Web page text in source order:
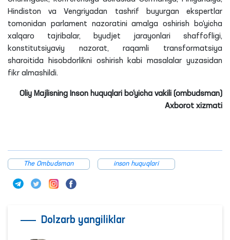
Hindiston va Vengriyadan tashrif buyurgan ekspertlar
tomonidan parlament nazoratini amalga oshirish bo‘yicha
xalqaro tajribalar, byudjet jarayonlari shaffofligi,
konstitutsiyaviy nazorat, raqamli transformatsiya
sharoitida hisobdorlikni oshirish kabi masalalar yuzasidan
fikr almashildi.
Oliy Majlisning Inson huquqlari bo‘yicha vakili (ombudsman)
Axborot xizmati
The Ombudsman inson huquqlari
Dolzarb yangiliklar